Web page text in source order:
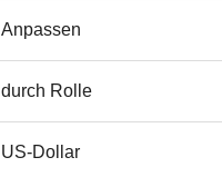
Anpassen
durch Rolle
US-Dollar